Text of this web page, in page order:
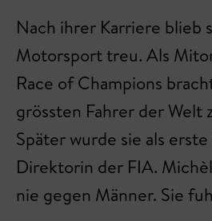
Nach ihrer Karriere blieb
Motorsport treu. Als
Race of Champions
grössten Fahrer der Welt
Später wurde sie als
Direktorin der FIA.
nie gegen Männer. Sie